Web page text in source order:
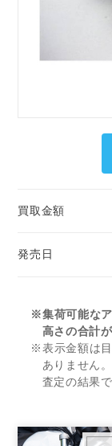
買取金額
発売日
※集荷可能な
高さの合計
※表示金額は
ありません
査定の結果